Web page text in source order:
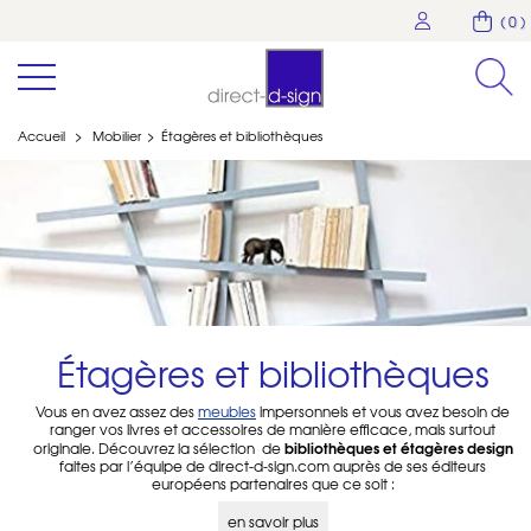
( 0 )
Accueil > Mobilier > Étagères et bibliothèques
Étagères et bibliothèques
Vous en avez assez desmeublesimpersonnels et vous avez besoin de
ranger vos livres et accessoires de manière efficace, mais surtout
originale. Découvrez la sélection debibliothèques et étagères design
faites par l’équipe de direct-d-sign.com auprès de ses éditeurs
européens partenaires que ce soit :
frêne entre autres
en savoir plus